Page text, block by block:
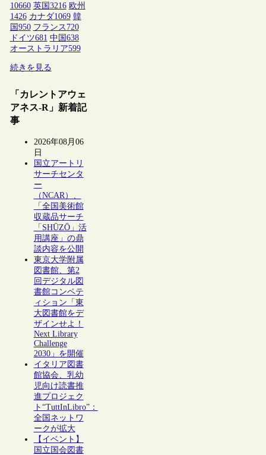
10660 英国 3216 欧州
1426 カナダ1069 韓
国 950 フランス 720
ドイツ681 中国 638
オーストラリア599
続きを見る
「カレントアウェ
アネス-R」新着記
事
2026年08月06
日
国立アートリ
サーチセンタ
ー
（NCAR）、
「全国美術館
収蔵品サーチ
「SHŪZŌ」活
用講座」の鼎
談内容を公開
東京大学附属
図書館、第2
回デジタル図
書館コンペテ
ィション「東
大図書館をデ
ザインせよ！
Next Library
Challenge
2030」を開催
イタリア図書
館協会、乳幼
児向け読書推
進プロジェク
ト“TuttInLibro”：
全国ネットワ
ークが拡大
【イベント】
国立国会図書